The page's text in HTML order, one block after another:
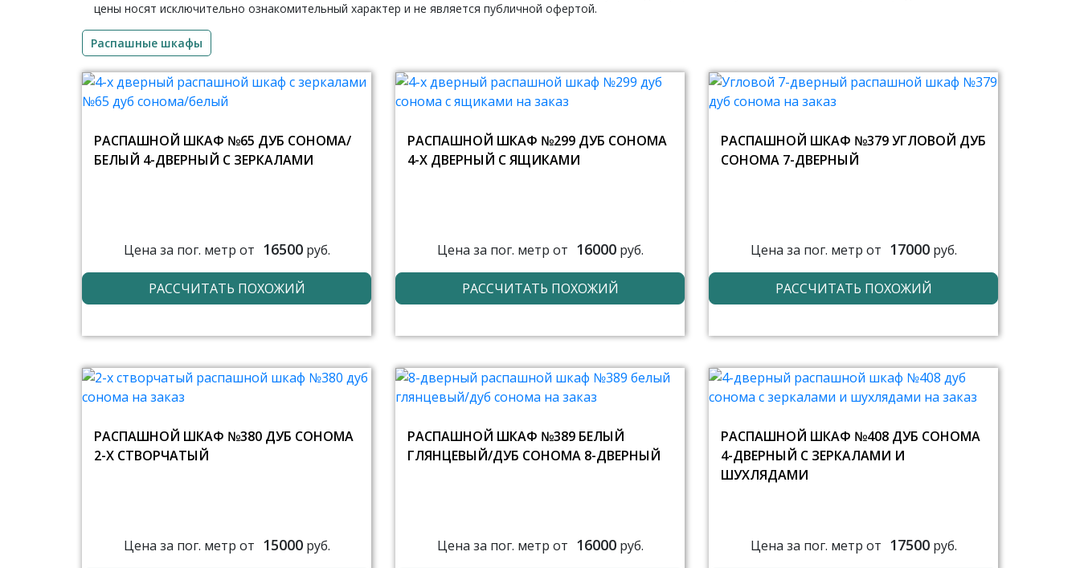
цены носят исключительно ознакомительный характер и не является публичной офертой.
Распашные шкафы
РАСПАШНОЙ ШКАФ №65 ДУБ СОНОМА/
БЕЛЫЙ 4-ДВЕРНЫЙ С ЗЕРКАЛАМИ
Цена за пог. метр от 16500руб.
РАССЧИТАТЬ ПОХОЖИЙ
РАСПАШНОЙ ШКАФ №299 ДУБ СОНОМА
4-Х ДВЕРНЫЙ С ЯЩИКАМИ
Цена за пог. метр от 16000руб.
РАССЧИТАТЬ ПОХОЖИЙ
РАСПАШНОЙ ШКАФ №379 УГЛОВОЙ ДУБ
СОНОМА 7-ДВЕРНЫЙ
Цена за пог. метр от 17000руб.
РАССЧИТАТЬ ПОХОЖИЙ
РАСПАШНОЙ ШКАФ №380 ДУБ СОНОМА
2-Х СТВОРЧАТЫЙ
Цена за пог. метр от 15000руб.
РАСПАШНОЙ ШКАФ №389 БЕЛЫЙ
ГЛЯНЦЕВЫЙ/ДУБ СОНОМА 8-ДВЕРНЫЙ
Цена за пог. метр от 16000руб.
РАСПАШНОЙ ШКАФ №408 ДУБ СОНОМА
4-ДВЕРНЫЙ С ЗЕРКАЛАМИ И
ШУХЛЯДАМИ
Цена за пог. метр от 17500руб.